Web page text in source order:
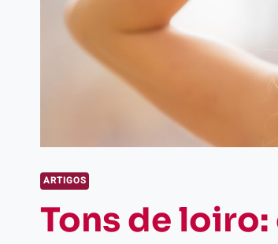
ARTIGOS
Tons de